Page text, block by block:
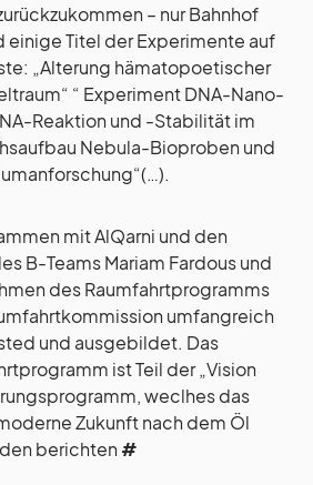
– nur Bahnhof
einige Titel der Experimente auf
„Alterung hämatopoetischer
“ Experiment DNA-Nano-
Reaktion und -Stabilität im
Nebula-Bioproben und
mit AlQarni und den
B-Teams Mariam Fardous und
des Raumfahrtprogramms
umfangreich
und ausgebildet. Das
ist Teil der „Vision
weclhes das
Zukunft nach dem Öl
berichten #